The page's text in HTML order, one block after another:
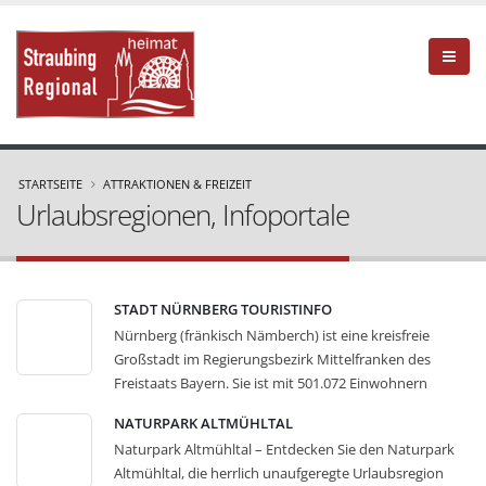
STARTSEITE ATTRAKTIONEN & FREIZEIT
Urlaubsregionen, Infoportale
STADT NÜRNBERG TOURISTINFO
Nürnberg (fränkisch Nämberch) ist eine kreisfreie
Großstadt im Regierungsbezirk Mittelfranken des
Freistaats Bayern. Sie ist mit 501.072 Einwohnern
zweitgrößte Stadt Bayerns und gehört zu den 15
größten Städten Deutschlands. Zusammen mit den
Nachbarstädten Fürth, Erlangen und Schwabach leben
NATURPARK ALTMÜHLTAL
Naturpark Altmühltal – Entdecken Sie den Naturpark
Altmühltal, die herrlich unaufgeregte Urlaubsregion